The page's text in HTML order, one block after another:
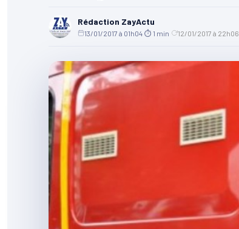
Rédaction ZayActu
13/01/2017 à 01h04 ⏱ 1 min 12/01/2017 à 22h06